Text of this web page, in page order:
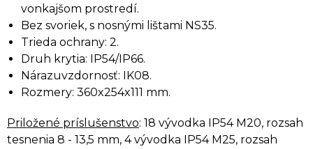
vonkajšom prostredí.
Bez svoriek, s nosnými lištami NS35.
Trieda ochrany: 2.
Druh krytia: IP54/IP66.
Nárazuvzdornosť: IK08.
Rozmery: 360x254x111 mm.
Priložené príslušenstvo: 18 vývodka IP54 M20, rozsah
tesnenia 8 - 13,5 mm, 4 vývodka IP54 M25, rozsah